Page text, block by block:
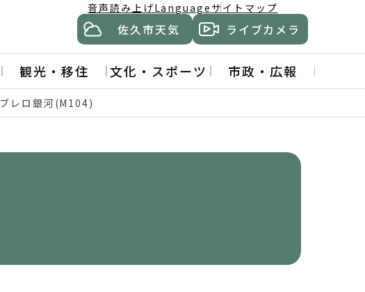
音声読み上げLanguage サイトマップ
佐久市天気 ライブカメラ
観光・移住 文化・スポーツ 市政・広報
レロ銀河(M104)